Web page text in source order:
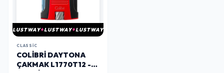
LUSTWAY LUSTWAY LUSTWAY
CLASSIC
COLIBRI DAYTONA
ÇAKMAK L1770T12 -